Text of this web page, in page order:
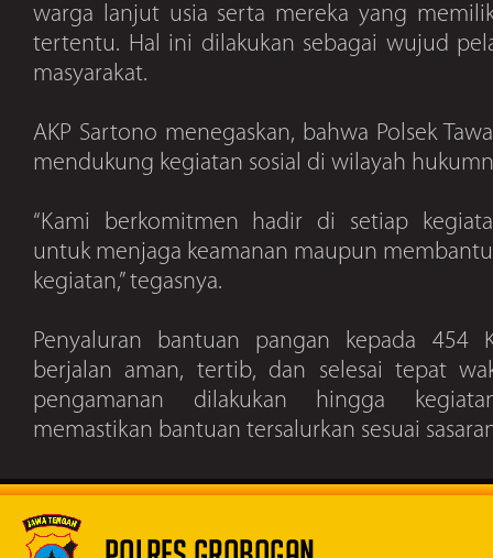
warga lanjut usia serta mereka yang
tertentu. Hal ini dilakukan sebagai wujud
masyarakat.
AKP Sartono menegaskan, bahwa Polsek
mendukung kegiatan sosial di wilayah
“Kami berkomitmen hadir di setiap
untuk menjaga keamanan maupun
kegiatan,” tegasnya.
Penyaluran bantuan pangan kepada 454
berjalan aman, tertib, dan selesai tepat
pengamanan dilakukan hingga
memastikan bantuan tersalurkan sesuai